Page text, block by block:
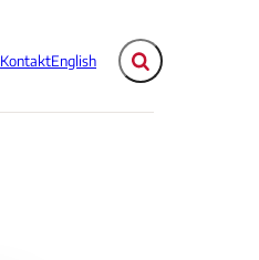
KontaktEnglish Fold søgefelt ud